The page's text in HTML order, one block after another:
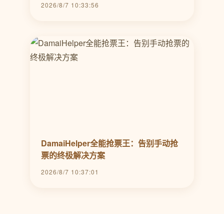
2026/8/7 10:33:56
DamaiHelper全能抢票王：告别手动抢
票的终极解决方案
2026/8/7 10:37:01